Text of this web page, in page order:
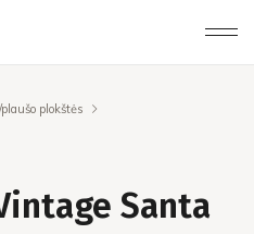
plokštės
Santa